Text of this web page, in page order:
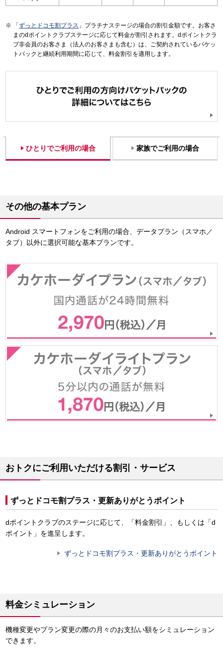
「ずっとドコモ割プラス 」プラチナステージの場合の割引金額です。お客さ
まのdポイントクラブステージに応じて料金が割引されます。dポイントクラ
ブ非会員のお客さま（法人のお客さまも含む）は、ご契約されているパケッ
トパックと継続利用期間に応じて、料金割引を適用します。
ひとりでご利用の場合 家族でご利用の場合
その他の基本プラン
Android スマートフォンをご利用の場合、データプラン（スマホ／
タブ）以外に選択可能な基本プランです。
おトクにご利用いただける割引・サービス
ずっとドコモ割プラス・更新ありがとうポイント
dポイントクラブのステージに応じて、「料金割引」、もしくは「d
ポイント」を進呈します。
ずっとドコモ割プラス・更新ありがとうポイント
料金シミュレーション
機種変更やプラン変更の際の月々のお支払い額をシミュレーション
できます。